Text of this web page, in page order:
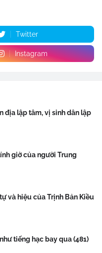
Twitter
Instagram
địa lập tâm, vị sinh dân lập
giờ của người Trung
và hiệu của Trịnh Bản Kiều
tiếng hạc bay qua (481)